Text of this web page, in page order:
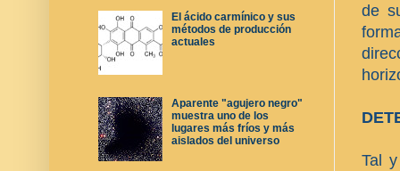
de
Tal
El ácido carmínico y sus
métodos de producción
actuales
Aparente "agujero negro"
muestra uno de los
lugares más fríos y más
aislados del universo